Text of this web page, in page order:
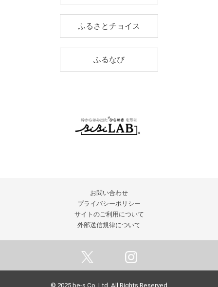
ふるさとチョイス
ふるなび
お問い合わせ
プライバシーポリシー
サイトのご利用について
外部送信規律について
© 2025 be-s Co.,Ltd. All Rights Reserved